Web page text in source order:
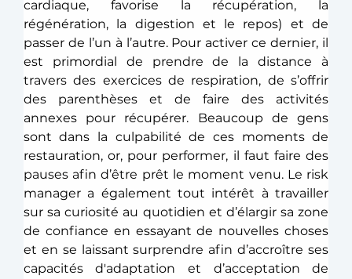
cardiaque, favorise la récupération, la
régénération, la digestion et le repos) et de
passer de l’un à l’autre. Pour activer ce dernier, il
est primordial de prendre de la distance à
travers des exercices de respiration, de s’offrir
des parenthèses et de faire des activités
annexes pour récupérer. Beaucoup de gens
sont dans la culpabilité de ces moments de
restauration, or, pour performer, il faut faire des
pauses afin d’être prêt le moment venu. Le risk
manager a également tout intérêt à travailler
sur sa curiosité au quotidien et d’élargir sa zone
de confiance en essayant de nouvelles choses
et en se laissant surprendre afin d’accroître ses
capacités d'adaptation et d’acceptation de